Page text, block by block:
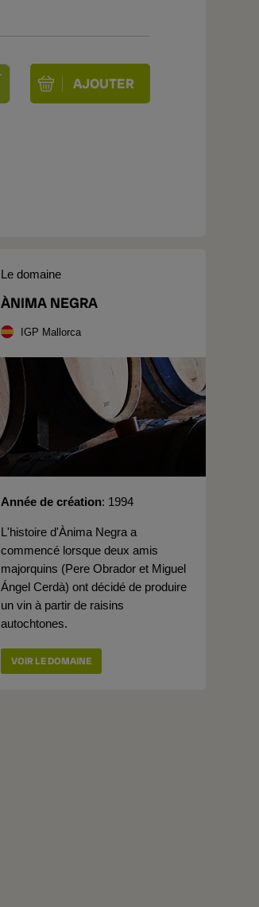
Le domaine
ÀNIMA NEGRA
IGP Mallorca
Année de création 1994
L'histoire d'Ànima Negra a
commencé lorsque deux amis
majorquins (Pere Obrador et Miguel
Ángel Cerdà) ont décidé de produire
un vin à partir de raisins
autochtones.
VOIR LE DOMAINE